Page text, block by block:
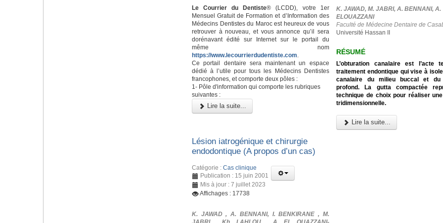
Le Courrier du Dentiste® (LCDD), votre 1er
Mensuel Gratuit de Formation et d’Information des
Médecins Dentistes du Maroc est heureux de vous
retrouver à nouveau, et vous annonce qu’il sera
dorénavant édité sur Internet sur le portail du
même nom
https://www.lecourrierdudentiste.com
Ce portail dentaire sera maintenant un espace
dédié à l’utile pour tous les Médecins Dentistes
francophones, et comporte deux pôles :
1- Pôle d'information qui comporte les rubriques
suivantes :
Lire la suite...
K. JAWAD, M. JABRI, A. BENNANI, A.
ELOUAZZANI
Faculté de Médecine Dentaire de
Université Hassan II
RÉSUMÉ
L’obturation canalaire est l’acte
traitement endontique qui vise à
canalaire du milieu buccal et du
profond. La gutta compactée
technique de choix pour réaliser
tridimensionnelle.
Lire la suite...
Lésion iatrogénique et chirurgie
endodontique (A propos d’un cas)
Catégorie : Cas clinique
Publication : 15 juin 2001
Mis à jour : 7 juillet 2023
Affichages : 17738
K. JAWAD , A. BENNANI, I. BENKIRANE , M.